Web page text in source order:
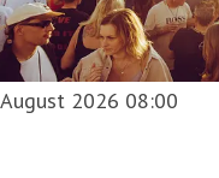
2026 08:00